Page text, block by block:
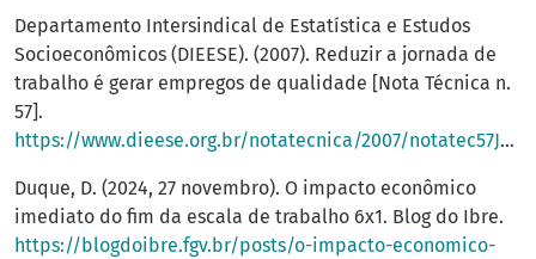
Departamento Intersindical de Estatística e Estudos
Socioeconômicos (DIEESE). (2007). Reduzir a jornada de
trabalho é gerar empregos de qualidade [Nota Técnica n.
57].
https://www.dieese.org.br/notatecnica/2007/notatec57JornadaTrabalho.pdf
Duque, D. (2024, 27 novembro). O impacto econômico
imediato do fim da escala de trabalho 6x1. Blog do Ibre.
https://blogdoibre.fgv.br/posts/o-impacto-economico-